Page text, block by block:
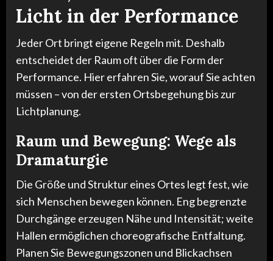
Licht in der Performance
Jeder Ort bringt eigene Regeln mit. Deshalb
entscheidet der Raum oft über die Form der
Performance. Hier erfahren Sie, worauf Sie achten
müssen – von der ersten Ortsbegehung bis zur
Lichtplanung.
Raum und Bewegung: Wege als
Dramaturgie
Die Größe und Struktur eines Ortes legt fest, wie
sich Menschen bewegen können. Eng begrenzte
Durchgänge erzeugen Nähe und Intensität; weite
Hallen ermöglichen choreografische Entfaltung.
Planen Sie Bewegungszonen und Blickachsen